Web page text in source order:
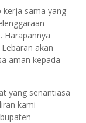
kerja sama yang
Harapannya
akan
aman kepada
yang senantiasa
kami